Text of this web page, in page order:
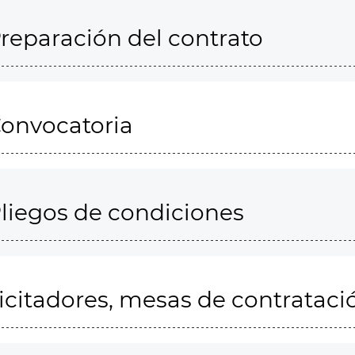
del contrato
de condiciones
mesas de